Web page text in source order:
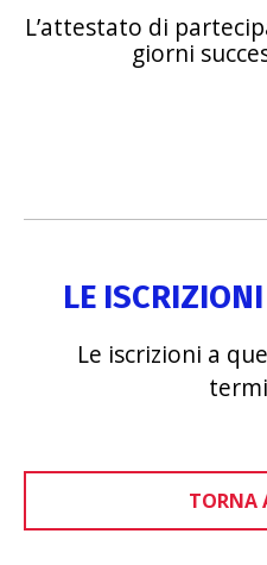
L’attestato di
giorni
LE
Le iscrizioni a
TORNA